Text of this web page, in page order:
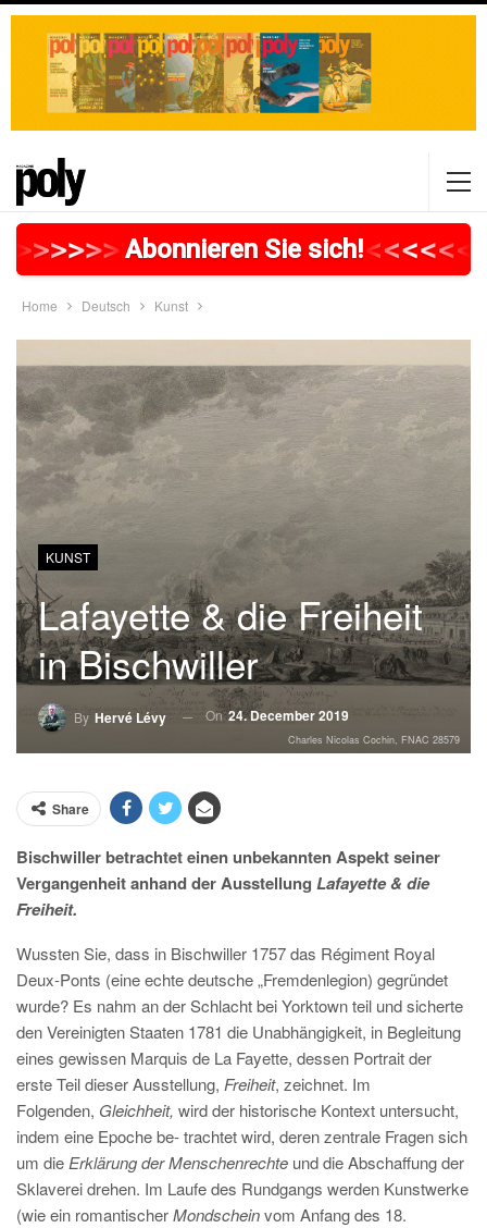
>>>>>>>>>>>>>>>>>
Abonnieren Sie sich!<<<<<<
Home Deutsch Kunst
KUNST
Lafayette & die Freiheit
in Bischwiller
By Hervé Lévy On24. December 2019
Charles Nicolas Cochin, FNAC 28579
Share
Bischwiller betrachtet einen unbekannten Aspekt seiner
Vergangenheit anhand der Ausstellung Lafayette & die
Freiheit.
Wussten Sie, dass in Bischwiller 1757 das Régiment Royal
Deux-Ponts (eine echte deutsche „Fremdenlegion) gegründet
wurde? Es nahm an der Schlacht bei Yorktown teil und sicherte
den Vereinigten Staaten 1781 die Unabhängigkeit, in Begleitung
eines gewissen Marquis de La Fayette, dessen Portrait der
erste Teil dieser Ausstellung, Freiheit, zeichnet. Im
Folgenden, Gleichheit, wird der historische Kontext untersucht,
indem eine Epoche be- trachtet wird, deren zentrale Fragen sich
um die Erklärung der Menschenrechte und die Abschaffung der
Sklaverei drehen. Im Laufe des Rundgangs werden Kunstwerke
(wie ein romantischerMondscheinvom Anfang des 18.